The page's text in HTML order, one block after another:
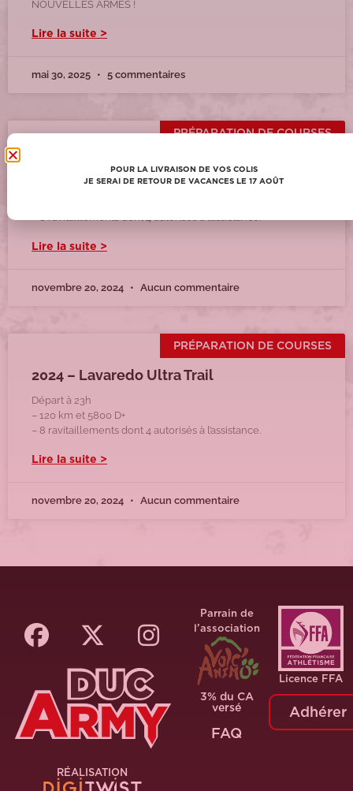
NOUVELLES ARMES !
Lire la suite >
mai 30, 2025 5 commentaires
PRÉPARATION DE COURSES
Départ à 23h
– 8 ravitaillements dont 4 autorisés à l’assistance.
Lire la suite >
novembre 20, 2024 Aucun commentaire
PRÉPARATION DE COURSES
2024 – Lavaredo Ultra Trail
Départ à 23h
– 120 km et 5800 D+
– 8 ravitaillements dont 4 autorisés à l’assistance.
Lire la suite >
novembre 20, 2024 Aucun commentaire
RÉALISATION
Parrain de
l’association
3% du CA
versé
FAQ
Licence FFA
Adhérer
POUR LA LIVRAISON DE VOS COLIS
JE SERAI DE RETOUR DE VACANCES LE 17 AOÛT